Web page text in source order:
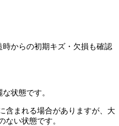
からの初期キズ・欠損も確認
状態です。
含まれる場合がありますが、大
ない状態です。